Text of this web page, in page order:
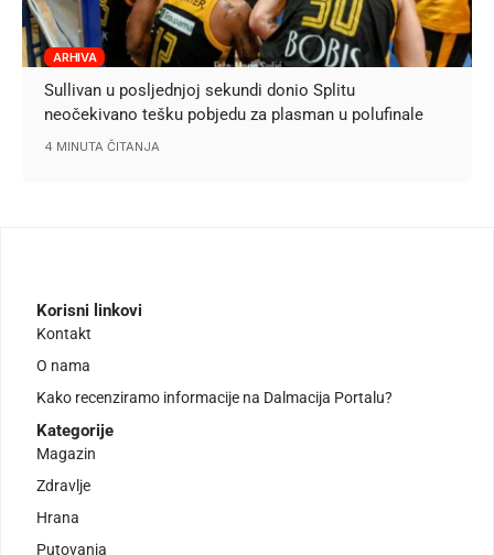
ARHIVA
Sullivan u posljednjoj sekundi donio Splitu
neočekivano tešku pobjedu za plasman u polufinale
4 MINUTA ČITANJA
Korisni linkovi
Kontakt
O nama
Kako recenziramo informacije na Dalmacija Portalu?
Kategorije
Magazin
Zdravlje
Hrana
Putovanja